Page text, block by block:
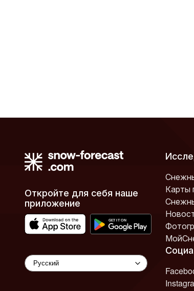
Откройте для себя наше
приложение
Карты